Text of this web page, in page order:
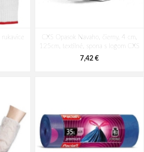
CXS Opasok Navaho, čierny, 4 cm,
125cm, textilné, spona s logom CXS
7,42 €